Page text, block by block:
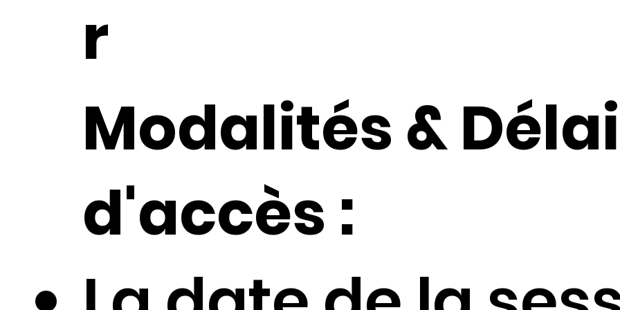
r
Modalités & Délai
d'accès :